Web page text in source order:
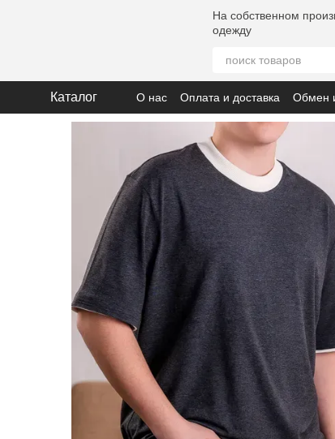
На собственном
одежду
Каталог О нас Оплата и доставка Обмен
Политика конфиденциальности